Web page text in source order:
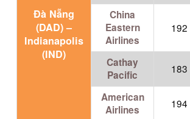
Đà Nẵng
(DAD) –
Indianapolis
(IND)
China
Eastern
Airlines
192
Cathay
Pacific
183
American
Airlines
194